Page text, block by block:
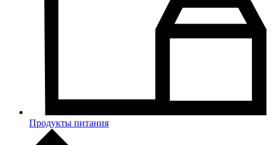
Продукты питания